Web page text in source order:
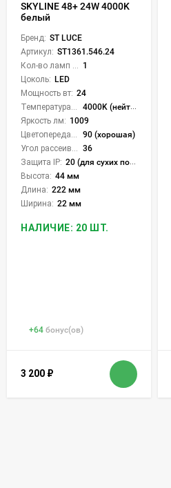
SKYLINE 48+ 24W 4000K
белый
Бренд: ST LUCE
Артикул: ST1361.546.24
1
Цоколь: LED
Мощность вт: 24
4000K (нейтральный)
Яркость лм: 1009
90 (хорошая)
36
Защита IP: 20 (для сухих пом.)
Высота: 44 мм
Длина: 222 мм
Ширина: 22 мм
НАЛИЧИЕ: 20 ШТ.
+64 бонус(ов)
3 200 ₽